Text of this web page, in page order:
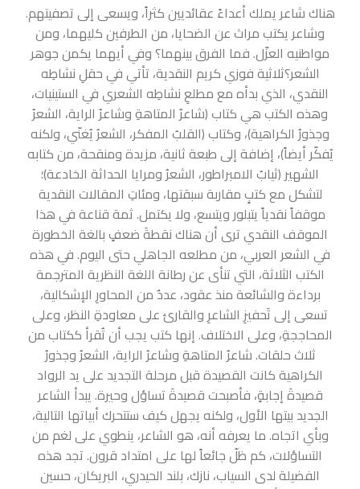
هناك شاعر يملك أعداءً عقائديين كثراً، ويسعى إلى تصفيتهم.
وشاعر يكتب مراث عن الضحايا، من الطرفين كليهما، ومن
مواطنيه العزّل. فما الفرق بينهما؟ وفي أيهما يكمن جوهر
الشعر؟ثلاثية فوزي كريم النقدية، تأتي في حقلِ نشاطِه
النقدي، الذي بدأه مع مطلعِ نشاطِه الشعري في الستينيات،
وهذه الكتب هي كتاب (شاعرُ المتاهةِ وشاعرُ الراية، الشعرُ
وجذورُ الكراهية)، وكتاب (القلبُ المفكر، الشعرُ يُغنّي، ولكنه
يُفكّر أيضاً)، إضافة إلى طبعة ثانية، مزيدة ومنقحة، من كتابه
الشهير (ثيابُ الامبراطور، الشعرُ ومرايا الحداثة الخادعة)؛
لتشكل مع كتبٍ مقاربة سبقتها، ومئاتِ المقالات النقدية
موقفاً نقدياً يتبلور ويتسع، ولا يكتمل. ثمة قناعة في هذا
الموقف النقدي ترى أن هناك نقطةَ ضعفٍ بالغة الخطورة
في الشعر العربي، من مطلعه الجاهلي حتى اليوم. في هذه
الكتب الثلاثة، التي تنأى عن رطانة اللغة النظرية المترجمة
برداءة والشائعة منذ عقود، عددٌ من المحاورِ الإشكالية،
تسعى إلى تَحفيزِ الشاعرِ والقارئ على معاودةِ النظر، وعلى
المحاججةِ، وعلى الاختلاف. إنها كتب يجب أن تُقرأ ككتاب من
ثلاث حلقات. شاعرُ المتاهةِ وشاعرُ الراية، الشعرُ وجذورُ
الكراهية كانت القصيدة قبل مرحلة التجديد على يد الرواد
قصيدةَ إجابةٍ، فأصبحت قصيدةَ تساؤل وحيرة. يبدأ الشاعر
الجديد بيتها الأول، ولكنه يجهل كيف ستتحرك أبياتها التالية،
وبأي اتجاه. ما يعرفه أنه، هو الشاعر، ينطوي على لغم من
التساؤلات، كم ظلّ جائعاً لها على امتداد قرون. تجد هذه
الفضيلة لدى السياب، نازك، بلند الحيدري، البريكان، حسين